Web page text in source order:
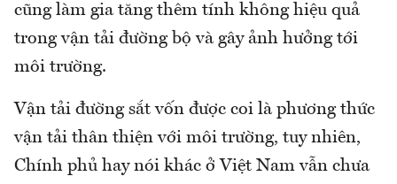
cũng làm gia tăng thêm tính không hiệu quả
trong vận tải đường bộ và gây ảnh hưởng tới
môi trường.
Vận tải đường sắt vốn được coi là phương thức
vận tải thân thiện với môi trường, tuy nhiên,
Chính phủ hay nói khác ở Việt Nam vẫn chưa